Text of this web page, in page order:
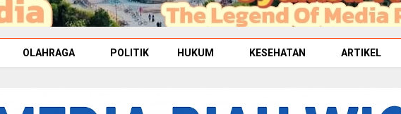
OLAHRAGA POLITIK HUKUM KESEHATAN ARTIKEL